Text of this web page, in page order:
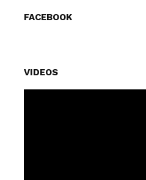
FACEBOOK
VIDEOS